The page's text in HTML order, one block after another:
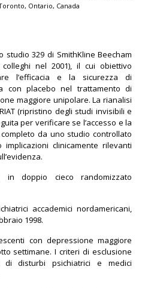
Ontario, Canada
studio 329 di SmithKline Beecham
nel 2001), il cui obiettivo
l’efficacia e la sicurezza di
con placebo nel trattamento di
maggiore unipolare. La rianalisi
(ripristino degli studi invisibili e
per verificare se l’accesso e la
da uno studio controllato
clinicamente rilevanti
in doppio cieco randomizzato
accademici nordamericani,
1998.
con depressione maggiore
settimane. I criteri di esclusione
di disturbi psichiatrici e medici